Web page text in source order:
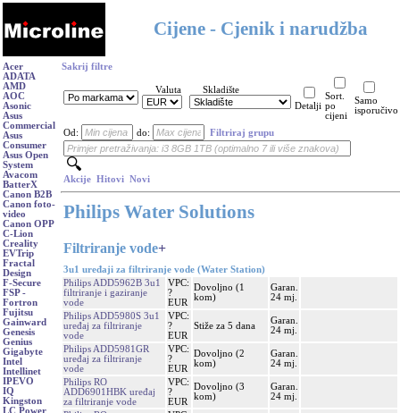
Cijene - Cjenik i narudžba
Acer
ADATA
AMD
AOC
Asonic
Asus
Commercial
Asus
Consumer
Asus Open
System
Avacom
BatterX
Canon B2B
Canon foto-
video
Canon OPP
C-Lion
Creality
EVTrip
Fractal
Design
F-Secure
FSP -
Fortron
Fujitsu
Gainward
Genesis
Genius
Gigabyte
Intel
Intellinet
IPEVO
IQ
Kingston
LC Power
Sakrij filtre
Valuta
Skladište
Detalji
Sort.
po
cijeni
Samo
isporučivo
Od: do: Filtriraj grupu
Akcije Hitovi Novi
Philips Water Solutions
Filtriranje vode+
3u1 uređaji za filtriranje vode (Water Station)
Philips ADD5962B 3u1
filtriranje i gaziranje
vode
VPC:
?
EUR
Dovoljno (1
kom)
Garan.
24 mj.
Philips ADD5980S 3u1
uređaj za filtriranje
vode
VPC:
?
EUR
Stiže za 5 dana
Garan.
24 mj.
Philips ADD5981GR
uređaj za filtriranje
vode
VPC:
?
EUR
Dovoljno (2
kom)
Garan.
24 mj.
Philips RO
ADD6901HBK uređaj
za filtriranje vode
VPC:
?
EUR
Dovoljno (3
kom)
Garan.
24 mj.